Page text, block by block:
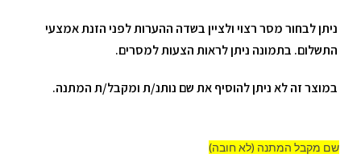
ניתן לבחור מסר רצוי ולציין בשדה ההערות לפני הזנת אמצעי
התשלום. בתמונה ניתן לראות הצעות למסרים.
במוצר זה לא ניתן להוסיף את שם נותנ/ת ומקבל/ת המתנה.
שם מקבל המתנה (לא חובה)